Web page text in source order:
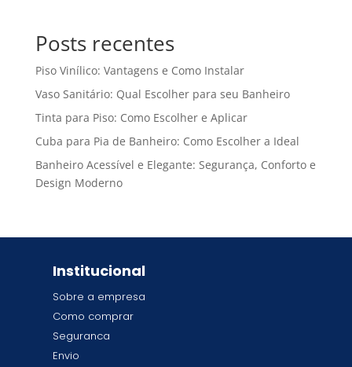
Posts recentes
Piso Vinílico: Vantagens e Como Instalar
Vaso Sanitário: Qual Escolher para seu Banheiro
Tinta para Piso: Como Escolher e Aplicar
Cuba para Pia de Banheiro: Como Escolher a Ideal
Banheiro Acessível e Elegante: Segurança, Conforto e
Design Moderno
Institucional
Sobre a empresa
Como comprar
Seguranca
Envio